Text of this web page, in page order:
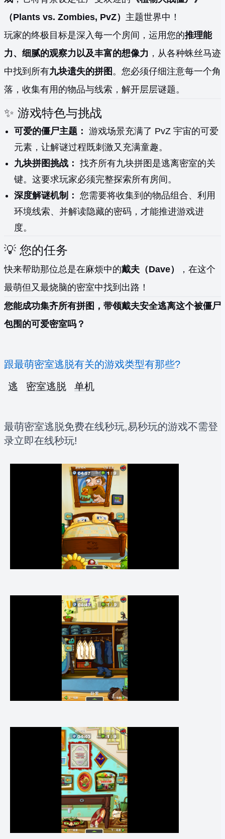
（Plants vs. Zombies, PvZ） 主题世界中！
玩家的终极目标是深入每一个房间，运用您的推理能
力、细腻的观察力以及丰富的想像力 ，从各种蛛丝马迹
中找到所有九块遗失的拼图 。您必须仔细注意每一个角
落，收集有用的物品与线索，解开层层谜题。
✨ 游戏特色与挑战
可爱的僵尸主题： 游戏场景充满了 PvZ 宇宙的可爱
元素，让解谜过程既刺激又充满童趣。
九块拼图挑战： 找齐所有九块拼图是逃离密室的关
键。这要求玩家必须完整探索所有房间。
深度解谜机制： 您需要将收集到的物品组合、利用
环境线索、并解读隐藏的密码，才能推进游戏进
度。
💡 您的任务
快来帮助那位总是在麻烦中的戴夫（Dave）
，在这个
最萌但又最烧脑的密室中找到出路！
您能成功集齐所有拼图，带领戴夫安全逃离这个被僵尸
包围的可爱密室吗？
跟最萌密室逃脱有关的游戏类型有那些?
逃
密室逃脱 单机
最萌密室逃脱免费在线秒玩,易秒玩的游戏不需登
录立即在线秒玩!